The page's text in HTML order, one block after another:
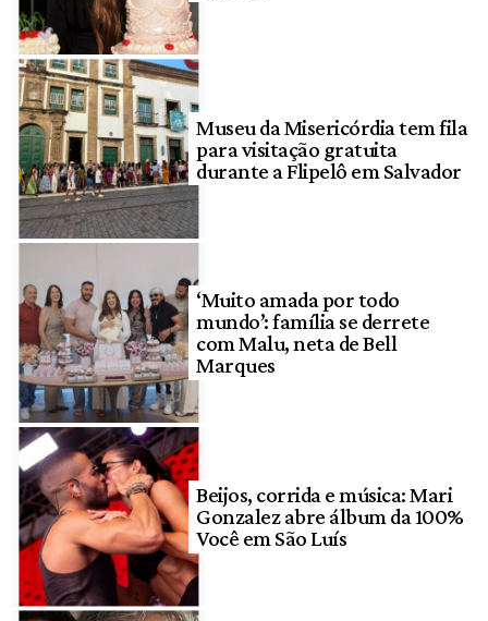
Museu da Misericórdia tem fila
para visitação gratuita
durante a Flipelô em Salvador
‘Muito amada por todo
mundo’: família se derrete
com Malu, neta de Bell
Marques
Beijos, corrida e música: Mari
Gonzalez abre álbum da 100%
Você em São Luís